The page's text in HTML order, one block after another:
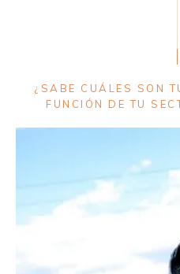
¿SABE CUÁLES SON
FUNCIÓN DE TU